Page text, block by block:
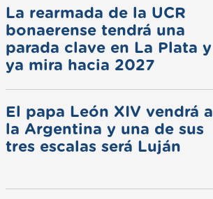
La rearmada de la UCR
bonaerense tendrá una
parada clave en La Plata y
ya mira hacia 2027
El papa León XIV vendrá a
la Argentina y una de sus
tres escalas será Luján